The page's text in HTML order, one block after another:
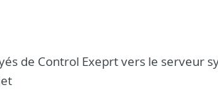
de Control Exeprt vers le serveur